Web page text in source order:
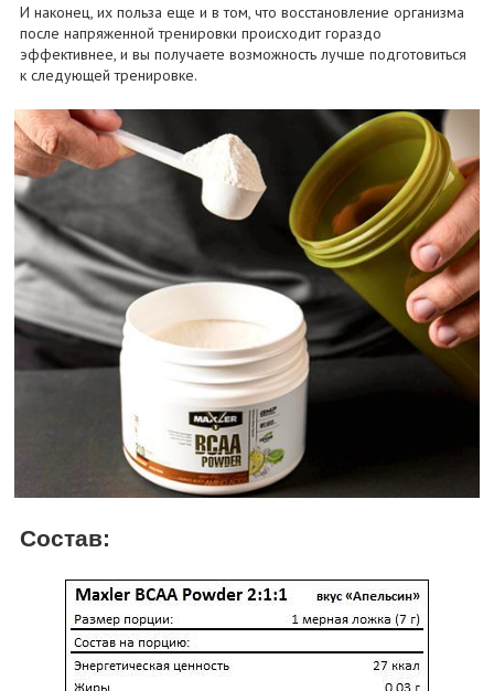
И наконец, их польза еще и в том, что восстановление организма
после напряженной тренировки происходит гораздо
эффективнее, и вы получаете возможность лучше подготовиться
к следующей тренировке.
Состав: